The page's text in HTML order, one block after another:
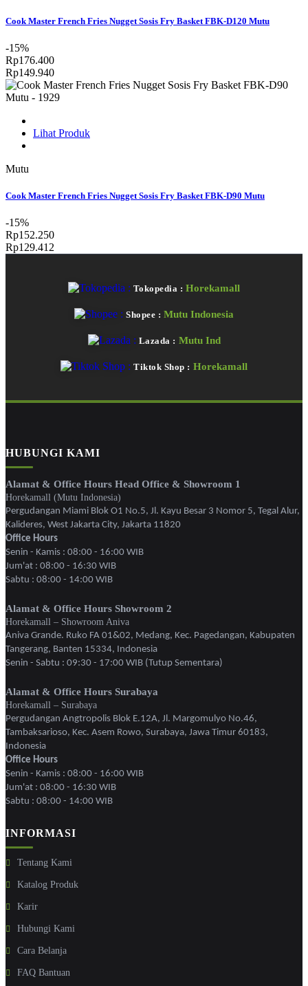
Cook Master French Fries Nugget Sosis Fry Basket FBK-D120 Mutu
-15%
Rp176.400
Rp149.940
Lihat Produk
Mutu
Cook Master French Fries Nugget Sosis Fry Basket FBK-D90 Mutu
-15%
Rp152.250
Rp129.412
Tokopedia : Horekamall
Shopee : Mutu Indonesia
Lazada : Mutu Ind
Tiktok Shop : Horekamall
HUBUNGI KAMI
Alamat & Office Hours Head Office & Showroom 1
Horekamall (Mutu Indonesia)
Pergudangan Miami Blok O1 No.5, Jl. Kayu Besar 3 Nomor 5, Tegal Alur,
Kalideres, West Jakarta City, Jakarta 11820
Office Hours
Senin - Kamis : 08:00 - 16:00 WIB
Jum'at : 08:00 - 16:30 WIB
Sabtu : 08:00 - 14:00 WIB
Alamat & Office Hours Showroom 2
Horekamall – Showroom Aniva
Aniva Grande. Ruko FA 01&02, Medang, Kec. Pagedangan, Kabupaten
Tangerang, Banten 15334, Indonesia
Senin - Sabtu : 09:30 - 17:00 WIB (Tutup Sementara)
Alamat & Office Hours Surabaya
Horekamall – Surabaya
Pergudangan Angtropolis Blok E.12A, Jl. Margomulyo No.46,
Tambaksarioso, Kec. Asem Rowo, Surabaya, Jawa Timur 60183,
Indonesia
Office Hours
Senin - Kamis : 08:00 - 16:00 WIB
Jum'at : 08:00 - 16:30 WIB
Sabtu : 08:00 - 14:00 WIB
INFORMASI
Tentang Kami
Katalog Produk
Karir
Hubungi Kami
Cara Belanja
FAQ Bantuan